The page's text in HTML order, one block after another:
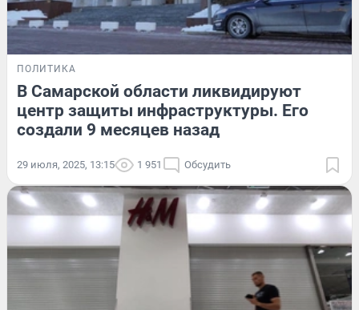
ПОЛИТИКА
В Самарской области ликвидируют
центр защиты инфраструктуры. Его
создали 9 месяцев назад
29 июля, 2025, 13:15 1 951 Обсудить